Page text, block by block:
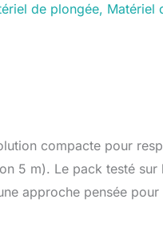
de plongée, Matériel
compacte pour
5 m). Le pack testé sur
approche pensée